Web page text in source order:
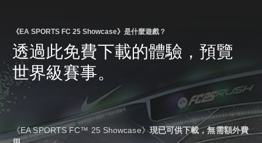
《EA SPORTS FC 25 Showcase》是什麼遊戲？
透過此免費下載的體驗，預覽
世界級賽事。
《EA SPORTS FC™ 25 Showcase》現已可供下載，無需額外費